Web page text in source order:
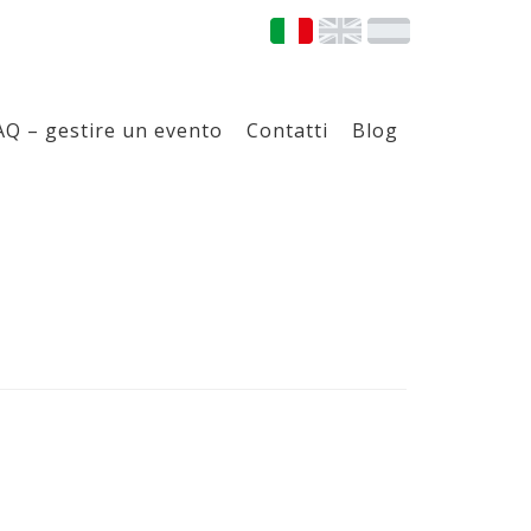
– gestire un evento Contatti Blog